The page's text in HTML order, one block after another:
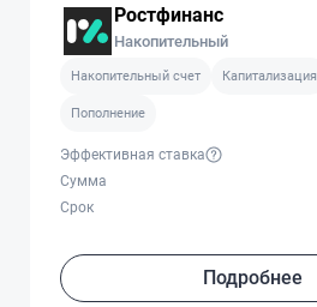
Ростфинанс
Накопительный
Накопительный счет Капитализация
Пополнение
Эффективная ставка
Сумма
Срок
Подробнее